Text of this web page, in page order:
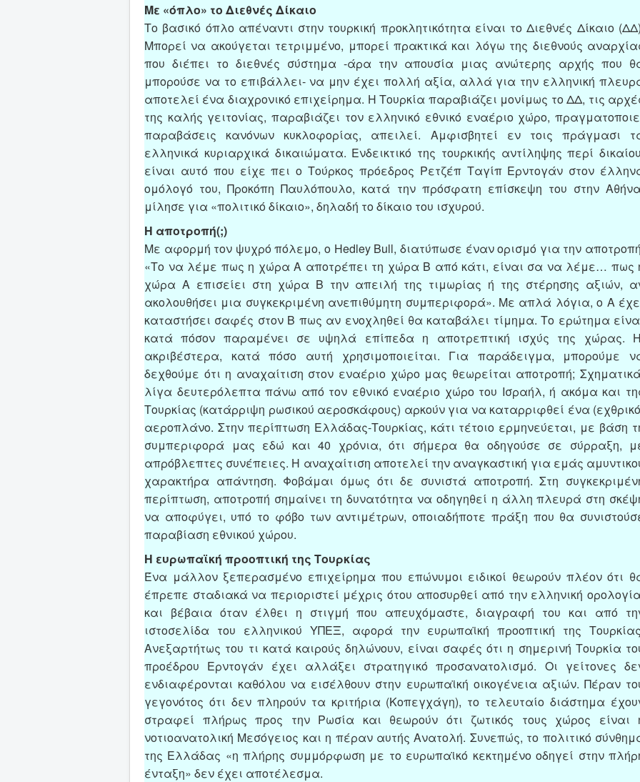
Με «όπλο» το Διεθνές Δίκαιο
Το βασικό όπλο απέναντι στην τουρκική προκλητικότητα είναι το Διεθνές Δίκαιο
Μπορεί να ακούγεται τετριμμένο, μπορεί πρακτικά και λόγω της διεθνούς
που διέπει το διεθνές σύστημα -άρα την απουσία μιας ανώτερης αρχής που
μπορούσε να το επιβάλλει- να μην έχει πολλή αξία, αλλά για την ελληνική
αποτελεί ένα διαχρονικό επιχείρημα. Η Τουρκία παραβιάζει μονίμως το ΔΔ, τις
της καλής γειτονίας, παραβιάζει τον ελληνικό εθνικό εναέριο χώρο,
παραβάσεις κανόνων κυκλοφορίας, απειλεί. Αμφισβητεί εν τοις πράγμασι
ελληνικά κυριαρχικά δικαιώματα. Ενδεικτικό της τουρκικής αντίληψης περί
είναι αυτό που είχε πει ο Τούρκος πρόεδρος Ρετζέπ Ταγίπ Ερντογάν στον
ομόλογό του, Προκόπη Παυλόπουλο, κατά την πρόσφατη επίσκεψη του στην
μίλησε για «πολιτικό δίκαιο», δηλαδή το δίκαιο του ισχυρού.
Η αποτροπή(;)
Με αφορμή τον ψυχρό πόλεμο, ο Hedley Bull, διατύπωσε έναν ορισμό για την
«Το να λέμε πως η χώρα Α αποτρέπει τη χώρα Β από κάτι, είναι σα να λέμε… πως
χώρα Α επισείει στη χώρα Β την απειλή της τιμωρίας ή της στέρησης αξιών,
ακολουθήσει μια συγκεκριμένη ανεπιθύμητη συμπεριφορά». Με απλά λόγια, ο Α
καταστήσει σαφές στον Β πως αν ενοχληθεί θα καταβάλει τίμημα. Το ερώτημα
κατά πόσον παραμένει σε υψηλά επίπεδα η αποτρεπτική ισχύς της χώρας.
ακριβέστερα, κατά πόσο αυτή χρησιμοποιείται. Για παράδειγμα, μπορούμε
δεχθούμε ότι η αναχαίτιση στον εναέριο χώρο μας θεωρείται αποτροπή;
λίγα δευτερόλεπτα πάνω από τον εθνικό εναέριο χώρο του Ισραήλ, ή ακόμα και
Τουρκίας (κατάρριψη ρωσικού αεροσκάφους) αρκούν για να καταρριφθεί ένα
αεροπλάνο. Στην περίπτωση Ελλάδας-Τουρκίας, κάτι τέτοιο ερμηνεύεται, με βάση
συμπεριφορά μας εδώ και 40 χρόνια, ότι σήμερα θα οδηγούσε σε σύρραξη,
απρόβλεπτες συνέπειες. Η αναχαίτιση αποτελεί την αναγκαστική για εμάς
χαρακτήρα απάντηση. Φοβάμαι όμως ότι δε συνιστά αποτροπή. Στη
περίπτωση, αποτροπή σημαίνει τη δυνατότητα να οδηγηθεί η άλλη πλευρά στη
να αποφύγει, υπό το φόβο των αντιμέτρων, οποιαδήποτε πράξη που θα
παραβίαση εθνικού χώρου.
Η ευρωπαϊκή προοπτική της Τουρκίας
Ένα μάλλον ξεπερασμένο επιχείρημα που επώνυμοι ειδικοί θεωρούν πλέον ότι
έπρεπε σταδιακά να περιοριστεί μέχρις ότου αποσυρθεί από την ελληνική
και βέβαια όταν έλθει η στιγμή που απευχόμαστε, διαγραφή του και από
ιστοσελίδα του ελληνικού ΥΠΕΞ, αφορά την ευρωπαϊκή προοπτική της
Ανεξαρτήτως του τι κατά καιρούς δηλώνουν, είναι σαφές ότι η σημερινή Τουρκία
προέδρου Ερντογάν έχει αλλάξει στρατηγικό προσανατολισμό. Οι γείτονες
ενδιαφέρονται καθόλου να εισέλθουν στην ευρωπαϊκή οικογένεια αξιών. Πέραν
γεγονότος ότι δεν πληρούν τα κριτήρια (Κοπεγχάγη), το τελευταίο διάστημα
στραφεί πλήρως προς την Ρωσία και θεωρούν ότι ζωτικός τους χώρος είναι
νοτιοανατολική Μεσόγειος και η πέραν αυτής Ανατολή. Συνεπώς, το πολιτικό
της Ελλάδας «η πλήρης συμμόρφωση με το ευρωπαϊκό κεκτημένο οδηγεί στην
ένταξη» δεν έχει αποτέλεσμα.